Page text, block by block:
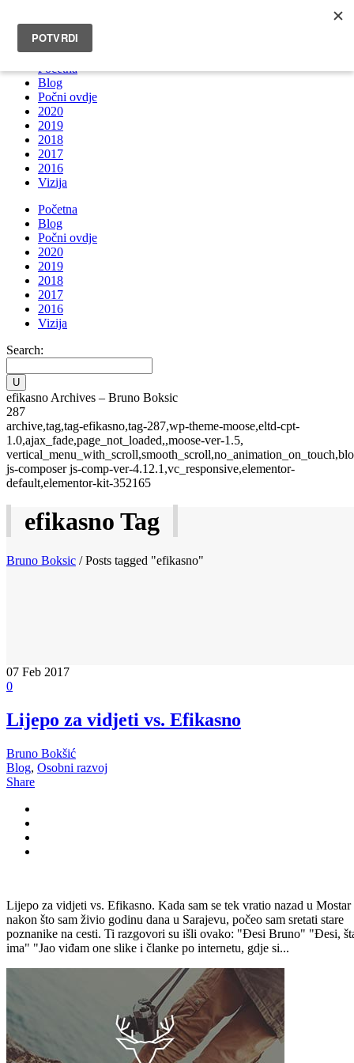
INFO@BRUNOBOKSIC.COM
Početna
Blog
Počni ovdje
2020
2019
2018
2017
2016
Vizija
Početna
Blog
Počni ovdje
2020
2019
2018
2017
2016
Vizija
Search:
efikasno Archives – Bruno Boksic
287
archive,tag,tag-efikasno,tag-287,wp-theme-moose,eltd-cpt-
1.0,ajax_fade,page_not_loaded,,moose-ver-1.5,
js-composer js-comp-ver-4.12.1,vc_responsive,elementor-
default,elementor-kit-352165
efikasno Tag
Bruno Boksic /Posts tagged "efikasno"
07 Feb 2017
0
Lijepo za vidjeti vs. Efikasno
Bruno Bokšić
Blog, Osobni razvoj
Share
Lijepo za vidjeti vs. Efikasno. Kada sam se tek vratio nazad u Mostar
nakon što sam živio godinu dana u Sarajevu, počeo sam sretati stare
poznanike na cesti. Ti razgovori su išli ovako: "Đesi Bruno" "Đesi,
ima" "Jao viđam one slike i članke po internetu, gdje si...